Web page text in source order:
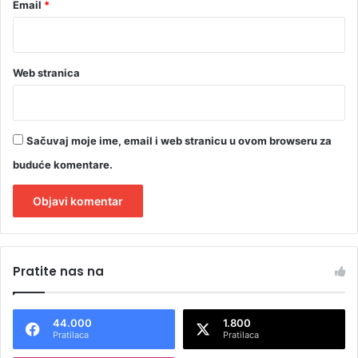
Email *
Web stranica
Sačuvaj moje ime, email i web stranicu u ovom browseru za
buduće komentare.
t
n
Pratite nas na
44.000
Pratilaca
1.800
Pratilaca